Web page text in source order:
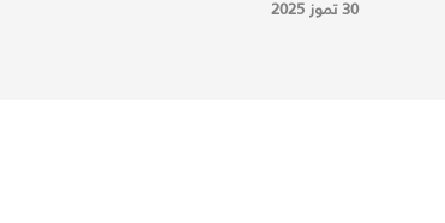
30 تموز 2025